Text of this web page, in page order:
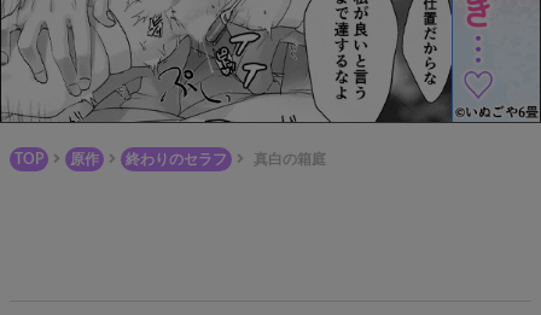
TOP 原作 終わりのセラフ 真白の箱庭